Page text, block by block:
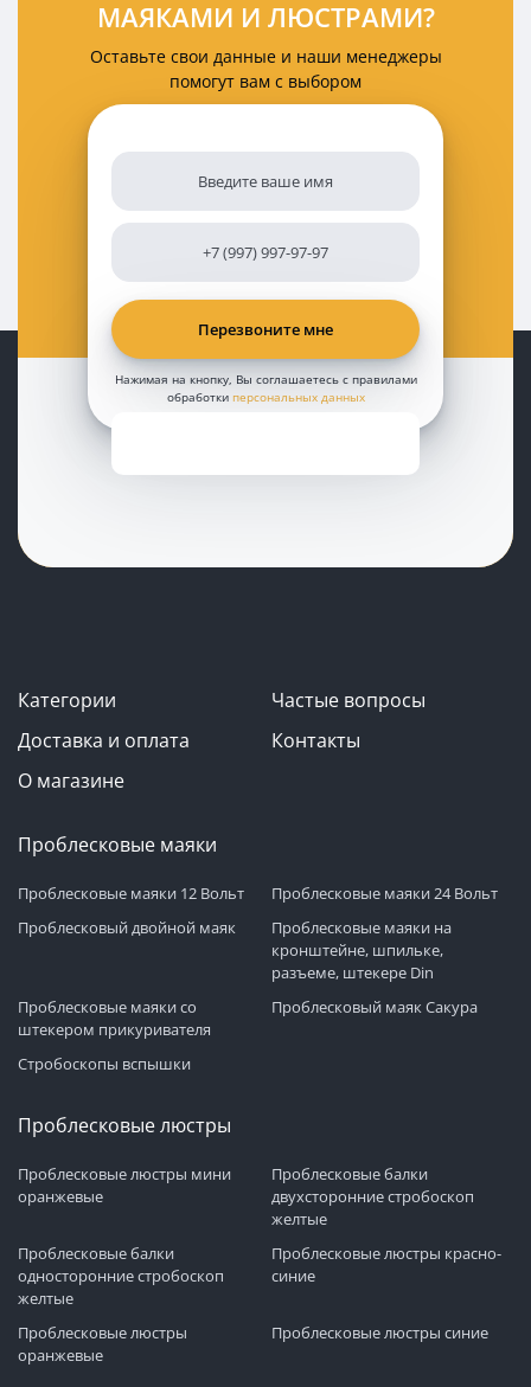
МАЯКАМИ И ЛЮСТРАМИ?
Оставьте свои данные и наши менеджеры
помогут вам с выбором
Нажимая на кнопку, Вы соглашаетесь с правилами
обработки персональных данных
Категории
Частые вопросы
Доставка и оплата
Контакты
О магазине
Проблесковые маяки
Проблесковые маяки 12 Вольт
Проблесковые маяки 24 Вольт
Проблесковый двойной маяк
Проблесковые маяки на
кронштейне, шпильке,
разъеме, штекере Din
Проблесковые маяки со
штекером прикуривателя
Проблесковый маяк Сакура
Стробоскопы вспышки
Проблесковые люстры
Проблесковые люстры мини
оранжевые
Проблесковые балки
двухсторонние стробоскоп
желтые
Проблесковые балки
односторонние стробоскоп
желтые
Проблесковые люстры красно-
синие
Проблесковые люстры
оранжевые
Проблесковые люстры синие